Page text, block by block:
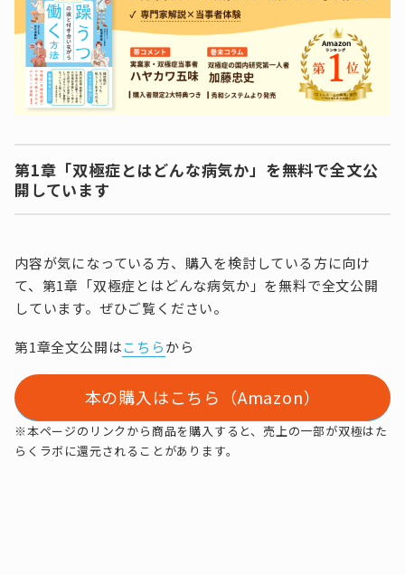
第1章「双極症とはどんな病気か」を無料で全文公
開しています
内容が気になっている方、購入を検討している方に向け
て、第1章「双極症とはどんな病気か」を無料で全文公開
しています。ぜひご覧ください。
第1章全文公開はこちらから
本の購入はこちら（Amazon）
※本ページのリンクから商品を購入すると、売上の一部が双極はた
らくラボに還元されることがあります。